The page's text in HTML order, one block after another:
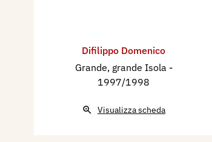
Difilippo Domenico
Grande, grande Isola -
1997/1998
Visualizza scheda